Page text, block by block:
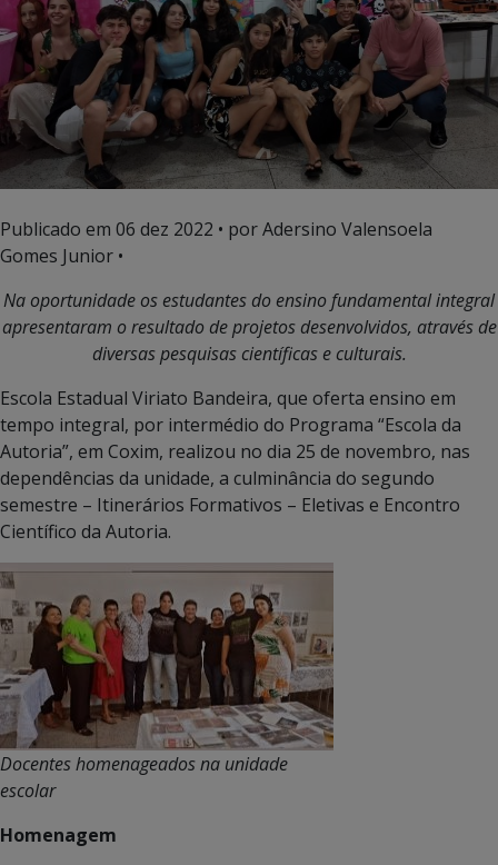
Publicado em 06 dez 2022 • por Adersino Valensoela
Gomes Junior •
Na oportunidade os estudantes do ensino fundamental integral
apresentaram o resultado de projetos desenvolvidos, através de
diversas pesquisas científicas e culturais.
Escola Estadual Viriato Bandeira, que oferta ensino em
tempo integral, por intermédio do Programa “Escola da
Autoria”, em Coxim, realizou no dia 25 de novembro, nas
dependências da unidade, a culminância do segundo
semestre – Itinerários Formativos – Eletivas e Encontro
Científico da Autoria.
Docentes homenageados na unidade
escolar
Homenagem